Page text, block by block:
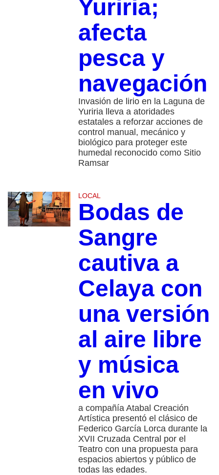
Yuriria;
afecta
pesca y
navegación
Invasión de lirio en la Laguna de
Yuriria lleva a atoridades
estatales a reforzar acciones de
control manual, mecánico y
biológico para proteger este
humedal reconocido como Sitio
Ramsar
LOCAL
Bodas de
Sangre
cautiva a
Celaya con
una versión
al aire libre
y música
en vivo
a compañía Atabal Creación
Artística presentó el clásico de
Federico García Lorca durante la
XVII Cruzada Central por el
Teatro con una propuesta para
espacios abiertos y público de
todas las edades.